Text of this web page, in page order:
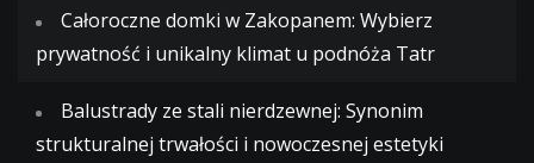
Całoroczne domki w Zakopanem: Wybierz
prywatność i unikalny klimat u podnóża Tatr
Balustrady ze stali nierdzewnej: Synonim
strukturalnej trwałości i nowoczesnej estetyki